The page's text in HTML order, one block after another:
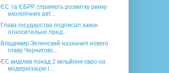
ЄС та ЄБРР сприяють розвитку ринку
екологічних авт...
Глава государства подписал закон
относительно пред...
Владимир Зеленский назначил нового
главу Черниговс...
ЄС виділив понад 2 мільйони євро на
модернізацію і...